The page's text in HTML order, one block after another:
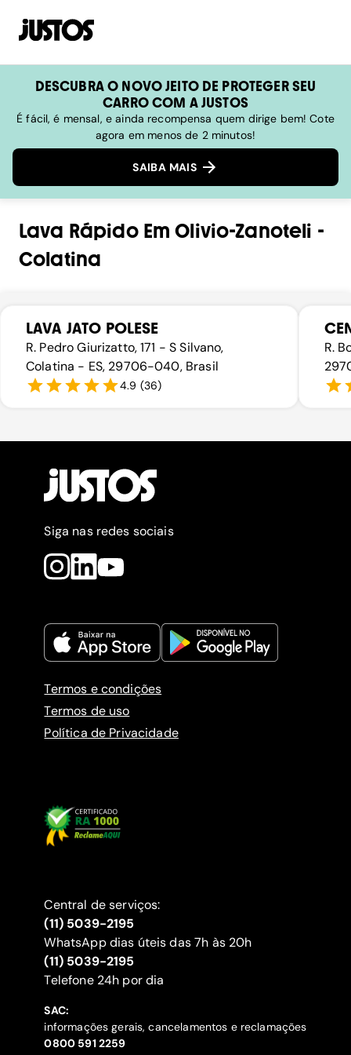
DESCUBRA O NOVO JEITO DE PROTEGER SEU
CARRO COM A JUSTOS
É fácil, é mensal, e ainda recompensa quem dirige bem! Cote
agora em menos de 2 minutos!
SAIBA MAIS
Lava RápidoEmOlivio-Zanoteli -
Colatina
LAVA JATO POLESE
R. Pedro Giurizatto, 171 - S Silvano,
Colatina - ES, 29706-040, Brasil
4.9 (36)
R.
Siga nas redes sociais
Termos e condições
Termos de uso
Política de Privacidade
Central de serviços:
(11) 5039-2195
WhatsApp dias úteis das 7h às 20h
(11) 5039-2195
‍Telefone 24h por dia
SAC:
informações gerais, cancelamentos e reclamações
‍0800 591 2259